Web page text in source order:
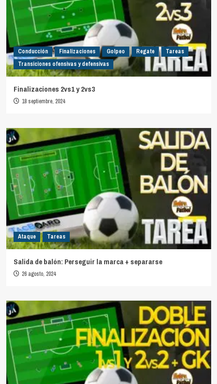
Conducción Finalizaciones Golpeo Regate
Tareas
Transiciones ofensivas y defensivas
Finalizaciones 2vs1 y 2vs3
18 septiembre, 2024
Ataque Tareas
Salida de balón: Perseguir la marca + separarse
26 agosto, 2024